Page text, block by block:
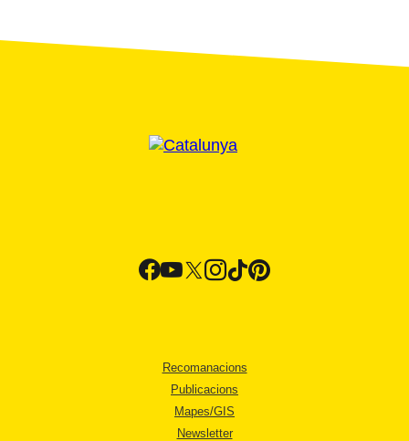
Recomanacions
Publicacions
Mapes/GIS
Newsletter